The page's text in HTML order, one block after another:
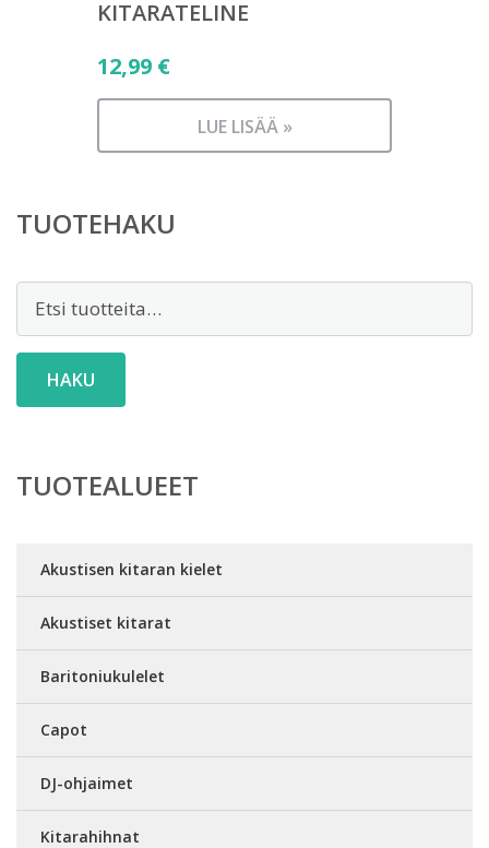
KITARATELINE
12,99 €
LUE LISÄÄ »
TUOTEHAKU
Etsi:
HAKU
TUOTEALUEET
Akustisen kitaran kielet
Akustiset kitarat
Baritoniukulelet
Capot
DJ-ohjaimet
Kitarahihnat